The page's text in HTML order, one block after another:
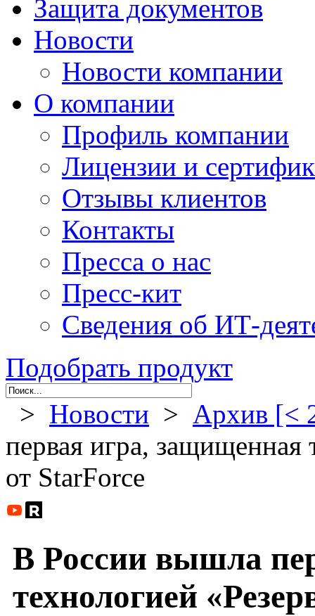
Защита документов
Новости
Новости компании
О компании
Профиль компании
Лицензии и
Отзывы клиентов
Контакты
Пресса о нас
Пресс-кит
Сведения об ИТ-
Подобрать продукт
> Новости > Архив [<
первая игра, защищенная
от StarForce
В России вышла
технологией